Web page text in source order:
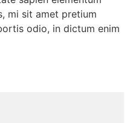
mi sit amet pretium
odio, in dictum enim